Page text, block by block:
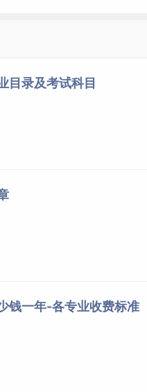
目录及考试科目
钱一年-各专业收费标准